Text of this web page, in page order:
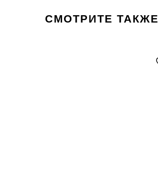
СМОТРИТЕ ТАКЖЕ